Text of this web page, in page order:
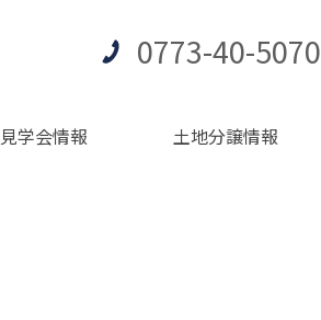
0773-40-5070
学会情報 土地分譲情報